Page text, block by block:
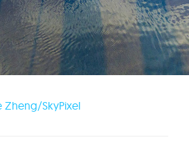
Zheng/SkyPixel